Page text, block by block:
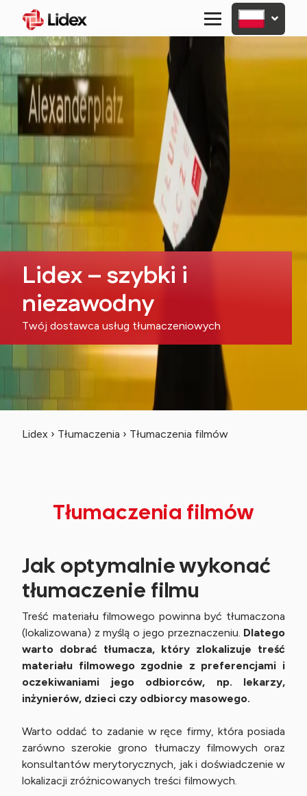
Primary
Menu
Lidex – szybki i
niezawodny
Twój dostawca usług tłumaczeniowych
Lidex › Tłumaczenia › Tłumaczenia filmów
Tłumaczenia filmów
Jak optymalnie wykonać
tłumaczenie filmu
Treść materiału filmowego powinna być tłumaczona
(lokalizowana) z myślą o jego przeznaczeniu. Dlatego
warto dobrać tłumacza, który zlokalizuje treść
materiału filmowego zgodnie z preferencjami i
oczekiwaniami jego odbiorców, np. lekarzy,
inżynierów, dzieci czy odbiorcy masowego.
Warto oddać to zadanie w ręce firmy, która posiada
zarówno szerokie grono tłumaczy filmowych oraz
konsultantów merytorycznych, jak i doświadczenie w
lokalizacji zróżnicowanych treści filmowych.